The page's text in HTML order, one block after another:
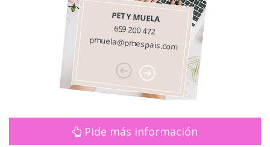
PETY MUELA
659 200 472
pmuela@pmespais.com
Pide más información